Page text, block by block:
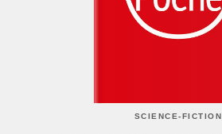
SCIENCE-FICTION